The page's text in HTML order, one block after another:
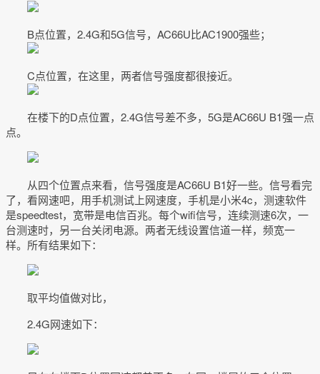
B点位置，2.4G和5G信号，AC66U比AC1900强些；
C点位置，在这里，两者信号强度都很接近。
在楼下的D点位置，2.4G信号差不多，5G是AC66U B1强一点
点。
从四个位置点来看，信号强度是AC66U B1好一些。信号看完
了，看网速吧，用手机测试上网速度，手机是小米4c，测速软件
是speedtest，宽带是电信百兆。每个wifi信号，连续测速6次，一
台测速时，另一台关闭电源。两者无线设置信道一样，频宽一
样。所有结果如下：
取平均值做对比，
2.4G网速如下：